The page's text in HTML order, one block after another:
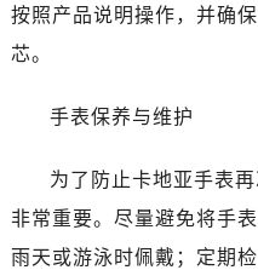
按照产品说明操作，并确
芯。
手表保养与维护
为了防止卡地亚手表
非常重要。尽量避免将手
雨天或游泳时佩戴；定期